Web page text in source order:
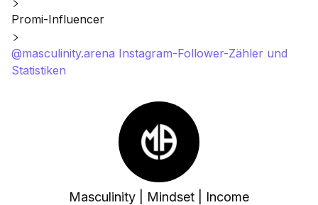
Promi-Influencer
@masculinity.arena Instagram-Follower-Zähler und
Statistiken
Masculinity | Mindset | Income